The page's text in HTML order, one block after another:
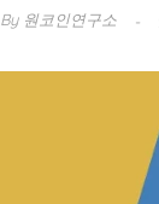
By원코인연구소